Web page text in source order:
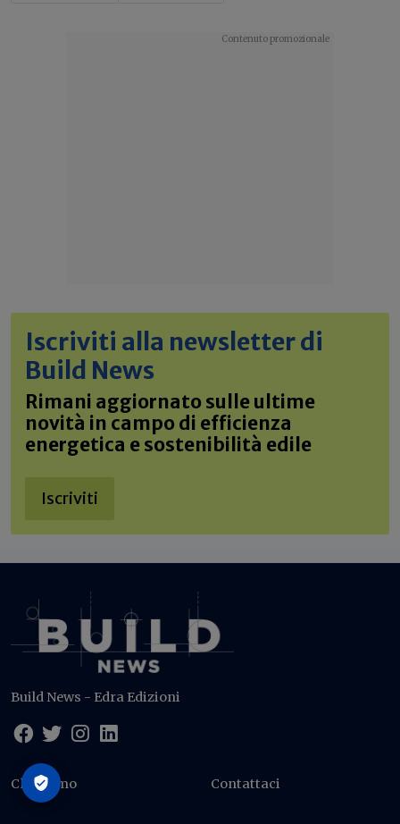
Iscriviti alla newsletter di
Build News
Rimani aggiornato sulle ultime
novità in campo di efficienza
energetica e sostenibilità edile
Iscriviti
Build News - Edra Edizioni
Chi siamo Contattaci